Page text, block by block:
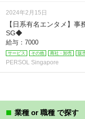
【日系有名エンタメ】
SG◆
給与：7000
サービス その他 商社・卸売 販
2024年2月15日
PERSOL Singapore
業種 or 職種 で探す